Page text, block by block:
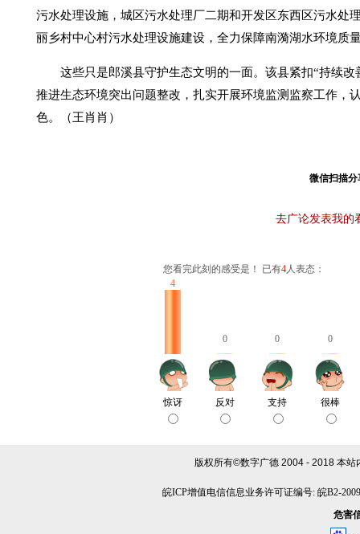
污水处理设施，城区污水处理厂二期和开发区东西区污水处
丽乡村中心村污水处理设施建设，全力保障南漪湖水环境质
这些只是郎溪县守护生态文明的一面。该县紧扣“持续
推进生态环境突出问题整改，扎实开展环境监测监察工作，
色。（王肖肖）
微信扫描
去广论发表我的
您看完此刻的感受是！ 已有4人表态：
4
0 0 0
惊讶 反对 支持 很棒
版权所有©数字广德 2004 - 2018 本站
皖ICP增值电信信息业务许可证编号: 皖B2-
危害